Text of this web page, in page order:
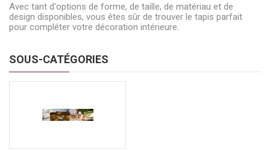
Avec tant d'options de forme, de taille, de matériau et de
design disponibles, vous êtes sûr de trouver le tapis parfait
pour compléter votre décoration intérieure.
SOUS-CATÉGORIES